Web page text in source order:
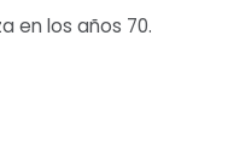
en los años 70.